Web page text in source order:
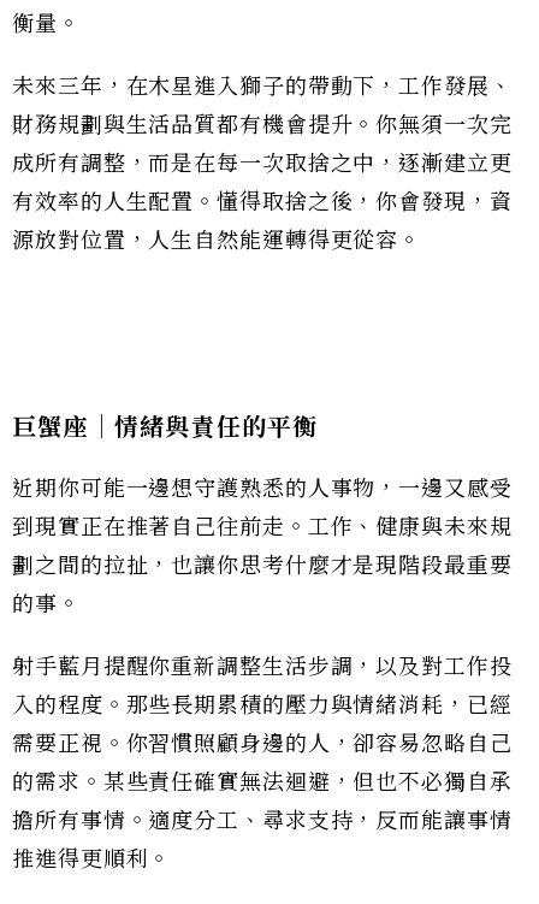
衡量。
未來三年，在木星進入獅子的帶動下，工作發展、
財務規劃與生活品質都有機會提升。你無須一次完
成所有調整，而是在每一次取捨之中，逐漸建立更
有效率的人生配置。懂得取捨之後，你會發現，資
源放對位置，人生自然能運轉得更從容。
巨蟹座｜情緒與責任的平衡
近期你可能一邊想守護熟悉的人事物，一邊又感受
到現實正在推著自己往前走。工作、健康與未來規
劃之間的拉扯，也讓你思考什麼才是現階段最重要
的事。
射手藍月提醒你重新調整生活步調，以及對工作投
入的程度。那些長期累積的壓力與情緒消耗，已經
需要正視。你習慣照顧身邊的人，卻容易忽略自己
的需求。某些責任確實無法迴避，但也不必獨自承
擔所有事情。適度分工、尋求支持，反而能讓事情
推進得更順利。